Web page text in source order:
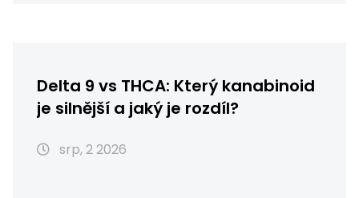
Delta 9 vs THCA: Který kanabinoid
je silnější a jaký je rozdíl?
srp, 2 2026